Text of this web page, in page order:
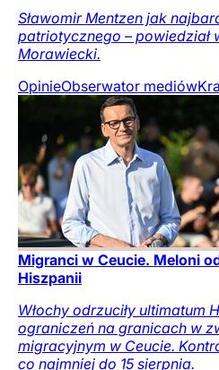
Sławomir Mentzen jak
patriotycznego – powiedział
Morawiecki.
OpinieObserwator mediów
Migranci w Ceucie. Meloni
Hiszpanii
Włochy odrzuciły ultimatum
ograniczeń na granicach w
migracyjnym w Ceucie.
co najmniej do 15 sierpnia.